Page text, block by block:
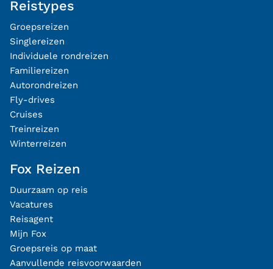
Reistypes
Groepsreizen
Singlereizen
Individuele rondreizen
Familiereizen
Autorondreizen
Fly-drives
Cruises
Treinreizen
Winterreizen
Fox Reizen
Duurzaam op reis
Vacatures
Reisagent
Mijn Fox
Groepsreis op maat
Aanvullende reisvoorwaarden